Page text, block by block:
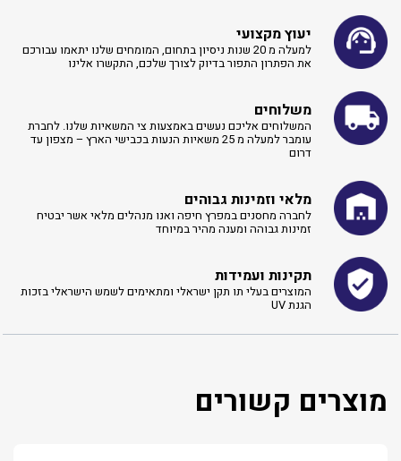
יעוץ מקצועי
למעלה מ 20 שנות ניסיון בתחום, המומחים שלנו יתאמו עבורכם
את הפתרון התפור בדיוק לצורך שלכם, התקשרו אלינו ​
משלוחים
המשלוחים אליכם נעשים באמצעות צי המשאיות שלנו. לחברת
עומבר למעלה מ 25 משאיות הנעות בכבישי הארץ – מצפון עד
דרום
מלאי וזמינות גבוהים
לחברה מחסנים במפרץ חיפה ואנו מנהלים מלאי אשר יבטיח
זמינות גבוהה ומענה מהיר במיוחד
תקינות ועמידות
המוצרים בעלי תו תקן ישראלי ומתאימים לשמש הישראלי בזכות
הגנת UV
מוצרים קשורים